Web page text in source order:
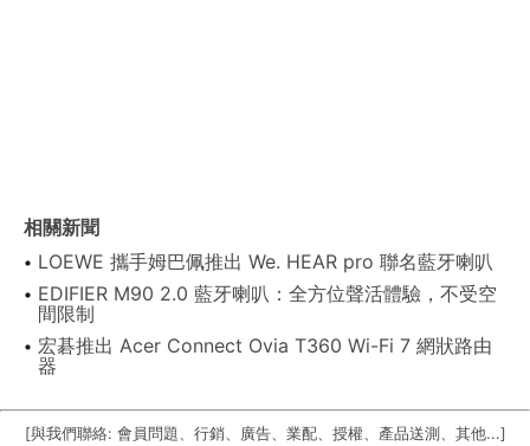
相關新聞
LOEWE 攜手姆巴佩推出 We. HEAR pro 聯名藍牙喇叭
EDIFIER M90 2.0 藍牙喇叭：全方位聲活體驗，不受空
間限制
宏碁推出 Acer Connect Ovia T360 Wi-Fi 7 網狀路由
器
[與我們聯絡: 會員問題、行銷、廣告、業配、授權、產品送測、其他...]